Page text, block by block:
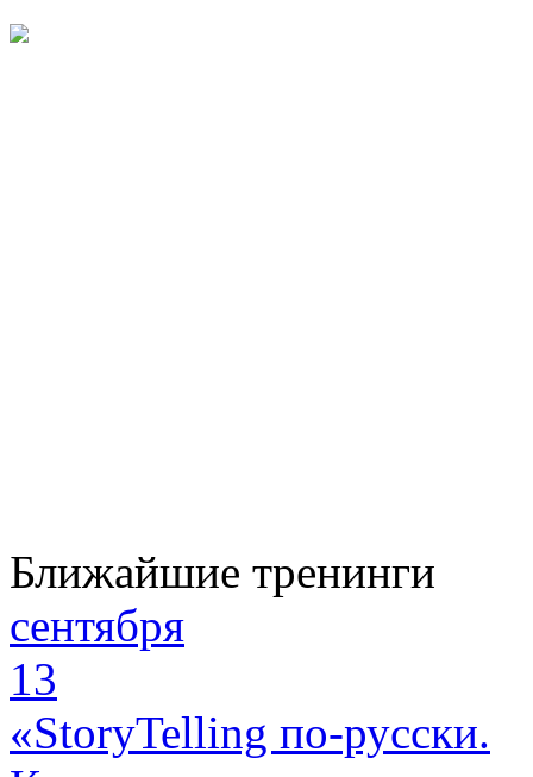
Ближайшие тренинги
сентября
13
«StoryTelling по-русски.